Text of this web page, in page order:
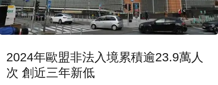
2024年歐盟非法入境累積逾23.9萬人
次 創近三年新低